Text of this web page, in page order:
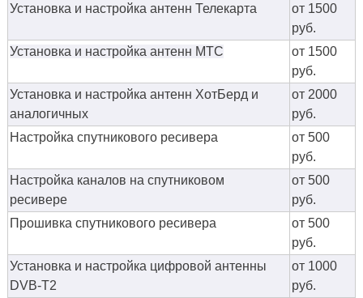
Установка и настройка антенн Телекарта
от 1500
руб.
Установка и настройка антенн МТС
от 1500
руб.
Установка и настройка антенн ХотБерд и
аналогичных
от 2000
руб.
Настройка спутникового ресивера
от 500
руб.
Настройка каналов на спутниковом
ресивере
от 500
руб.
Прошивка спутникового ресивера
от 500
руб.
Установка и настройка цифровой антенны
DVB-T2
от 1000
руб.